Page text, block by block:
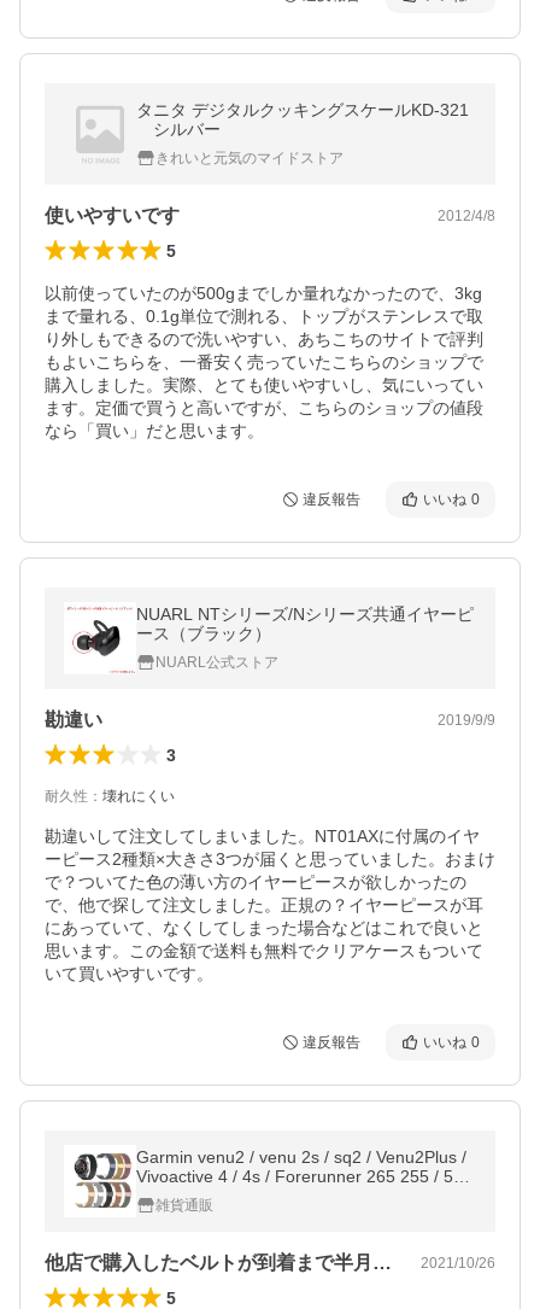
タニタ デジタルクッキングスケールKD-321
シルバー
きれいと元気のマイドストア
使いやすいです 2012/4/8
5
以前使っていたのが500gまでしか量れなかったので、3kg
まで量れる、0.1g単位で測れる、トップがステンレスで取
り外しもできるので洗いやすい、あちこちのサイトで評判
もよいこちらを、一番安く売っていたこちらのショップで
購入しました。実際、とても使いやすいし、気にいってい
ます。定価で買うと高いですが、こちらのショップの値段
なら「買い」だと思います。
違反報告 いいね 0
NUARL NTシリーズ/Nシリーズ共通イヤーピ
ース（ブラック）
NUARL公式ストア
勘違い 2019/9/9
3
耐久性 ： 壊れにくい
勘違いして注文してしまいました。NT01AXに付属のイヤ
ーピース2種類×大きさ3つが届くと思っていました。おまけ
で？ついてた色の薄い方のイヤーピースが欲しかったの
で、他で探して注文しました。正規の？イヤーピースが耳
にあっていて、なくしてしまった場合などはこれで良いと
思います。この金額で送料も無料でクリアケースもついて
いて買いやすいです。
違反報告 いいね 0
Garmin venu2 / venu 2s / sq2 / Venu2Plus /
Vivoactive 4 / 4s / Forerunner 265 255 / 55 /
245 ハンド ステンレスベルト ガーミン 18m
m 20mm 22mm ウォッチ
雑貨通販
他店で購入したベルトが到着まで半月以上… 2021/10/26
5